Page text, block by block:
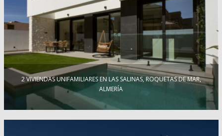
2 VIVIENDAS UNIFAMILIARES EN LAS SALINAS, ROQUETAS DE MAR,
ALMERÍA